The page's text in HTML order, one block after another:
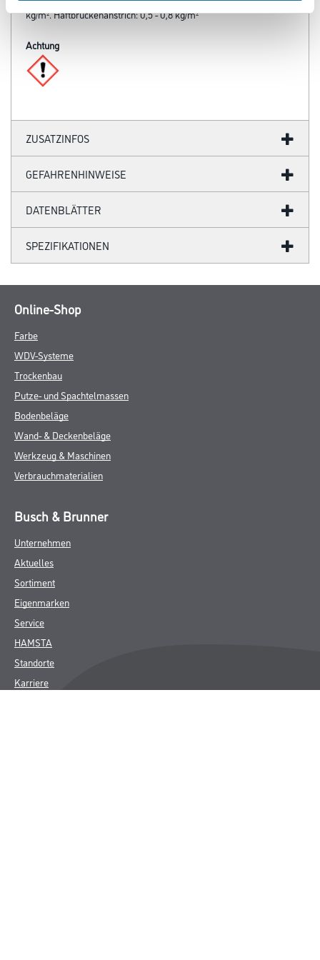
kg/m². Haftbrückenanstrich: 0,5 - 0,8 kg/m²
Achtung
ZUSATZINFOS
GEFAHRENHINWEISE
DATENBLÄTTER
SPEZIFIKATIONEN
Online-Shop
Farbe
WDV-Systeme
Trockenbau
Putze- und Spachtelmassen
Bodenbeläge
Wand- & Deckenbeläge
Werkzeug & Maschinen
Verbrauchmaterialien
Busch & Brunner
Unternehmen
Aktuelles
Sortiment
Eigenmarken
Service
HAMSTA
Standorte
Karriere